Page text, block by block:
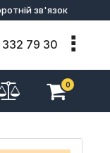
зв'язок
79 30
0